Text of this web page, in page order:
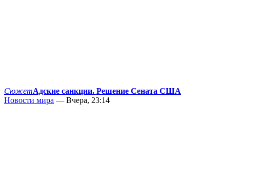
СюжетАдские санкции. Решение Сената США
Новости мира — Вчера, 23:14